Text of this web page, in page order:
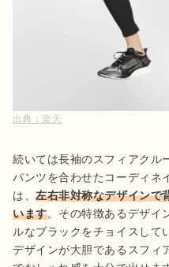
出典： 楽天
続いては長袖のスフィアクル
パンツを合わせたコーディネ
は、左右非対称なデザインで
います。その特徴あるデザイ
ルなブラックをチョイスして
デザインが大胆であるスフィ